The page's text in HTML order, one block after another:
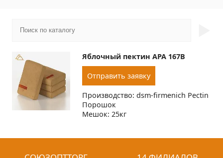
Яблочный пектин APA 167B
Отправить заявку
Производство: dsm-firmenich Pectin
Порошок
Мешок: 25кг